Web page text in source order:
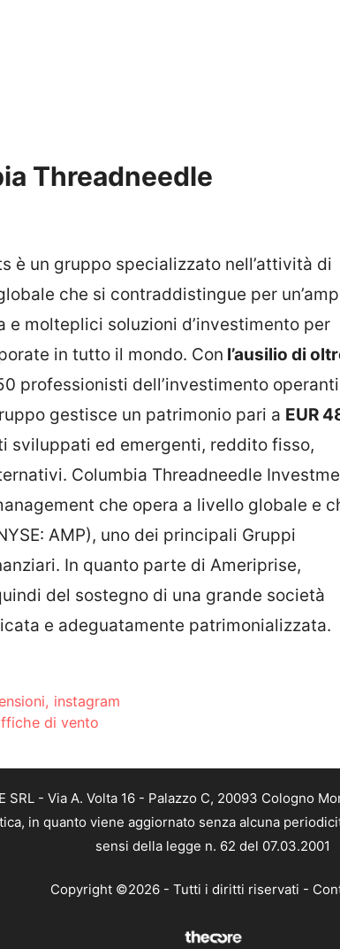
Threadneedle
è un gruppo specializzato nell’attività di
che si contraddistingue per
molteplici soluzioni d’investimento per
in tutto il mondo. Con l’ausilio di
professionisti dell’investimento
gestisce un patrimonio pari a EUR
sviluppati ed emergenti, reddito fisso,
Columbia Threadneedle
che opera a livello globale e
AMP), uno dei principali Gruppi
In quanto parte di Ameriprise,
del sostegno di una grande società
e adeguatamente patrimonializzata.
instagram
di vento
SRL - Via A. Volta 16 - Palazzo C, 20093 Cologno
in quanto viene aggiornato senza alcuna
sensi della legge n. 62 del 07.03.2001
Copyright ©2026 - Tutti i diritti riservati -